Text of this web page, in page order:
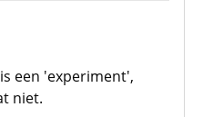
een 'experiment',
niet.